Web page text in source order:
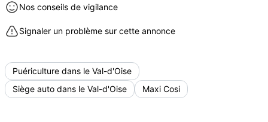
Nos conseils de vigilance
Signaler un problème sur cette annonce
Puériculture dans le Val-d'Oise
Siège auto dans le Val-d'Oise
Maxi Cosi